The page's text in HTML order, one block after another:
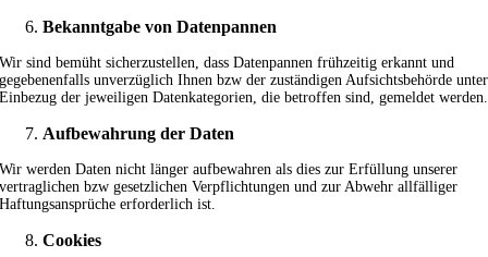
Bekanntgabe von Datenpannen
Wir sind bemüht sicherzustellen, dass Datenpannen frühzeitig erkannt und
gegebenenfalls unverzüglich Ihnen bzw der zuständigen Aufsichtsbehörde unter
Einbezug der jeweiligen Datenkategorien, die betroffen sind, gemeldet werden.
Aufbewahrung der Daten
Wir werden Daten nicht länger aufbewahren als dies zur Erfüllung unserer
vertraglichen bzw gesetzlichen Verpflichtungen und zur Abwehr allfälliger
Haftungsansprüche erforderlich ist.
Cookies